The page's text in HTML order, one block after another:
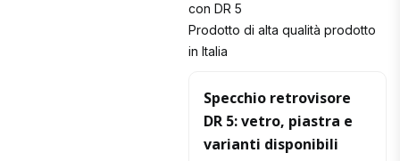
con DR 5
Prodotto di alta qualità prodotto
in Italia
Specchio retrovisore
DR 5: vetro, piastra e
varianti disponibili